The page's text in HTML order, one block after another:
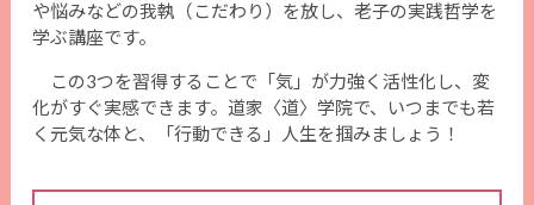
や悩みなどの我執（こだわり）を放し、老子の実践哲学を
学ぶ講座です。
この3つを習得することで「気」が力強く活性化し、変
化がすぐ実感できます。道家〈道〉学院で、いつまでも若
く元気な体と、「行動できる」人生を掴みましょう！